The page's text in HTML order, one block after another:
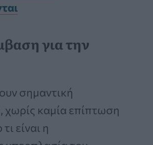
για την
σημαντική
καμία επίπτωση
είναι η